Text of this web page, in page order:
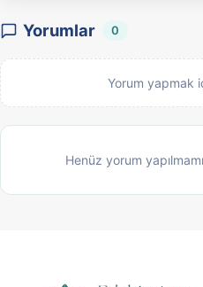
Yorumlar 0
Yorum yapmak
Henüz yorum